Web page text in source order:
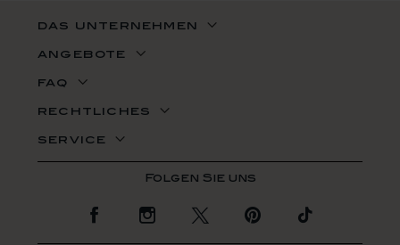
das unternehmen
angebote
faq
rechtliches
service
Zur Facebook Seite
Zur Instagram Seite
Zur Twitter Seite
Zur Pinterest